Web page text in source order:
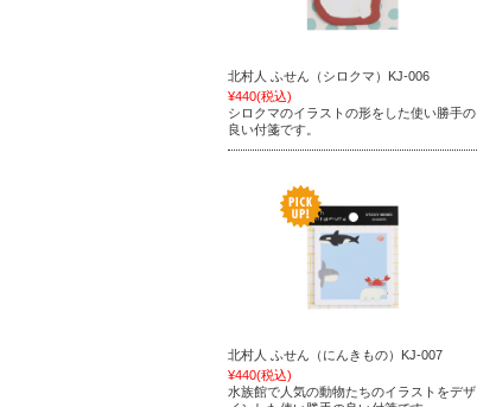
北村人 ふせん（シロクマ）KJ-006
¥440(税込)
シロクマのイラストの形をした使い勝手の
良い付箋です。
北村人 ふせん（にんきもの）KJ-007
¥440(税込)
水族館で人気の動物たちのイラストをデザ